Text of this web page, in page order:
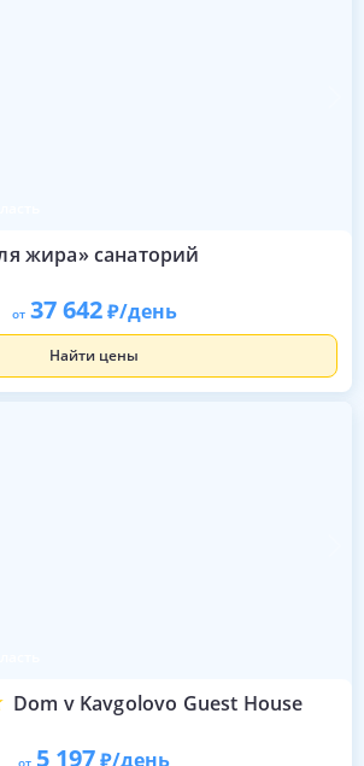
жира» санаторий
от 37 642 /день
Найти цены
Dom v Kavgolovo Guest House
от 5 197 /день